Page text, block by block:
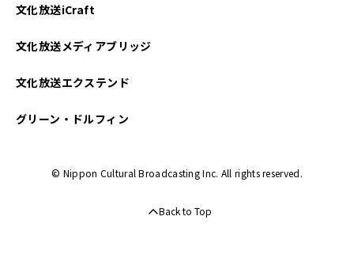
文化放送iCraft
文化放送メディアブリッジ
文化放送エクステンド
グリーン・ドルフィン
© Nippon Cultural Broadcasting Inc. All rights reserved.
Back to Top